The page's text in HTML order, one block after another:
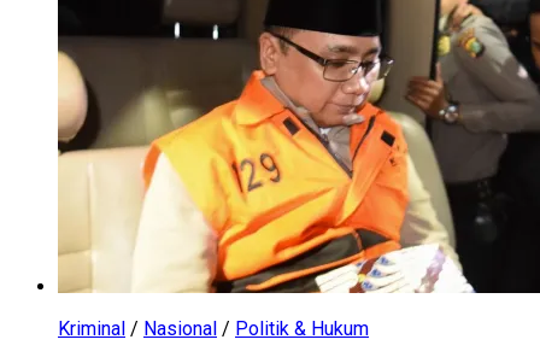
Kriminal / Nasional / Politik & Hukum